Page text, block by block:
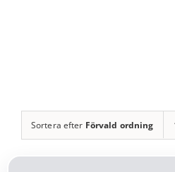
Sortera efter Förvald ordning